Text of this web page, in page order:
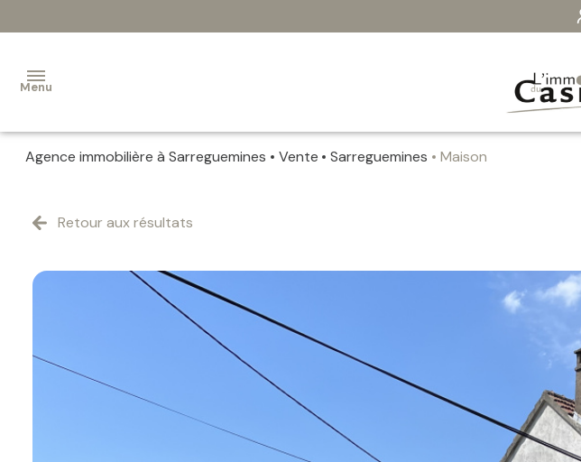
Menu
ESTIMATION
EMAIL
CONTACT
Agence immobilière à Sarreguemines Vente Sarreguemines Maison
Retour aux résultats